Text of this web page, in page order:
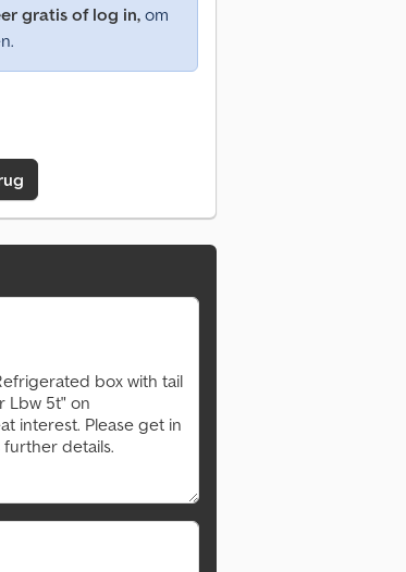
gratis of log in, om